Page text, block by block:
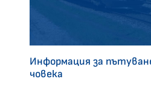
Информация за
човека